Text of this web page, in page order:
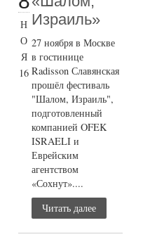
Н
О
Я
16
Израиль»
27 ноября в Москве
в гостинице
Radisson Славянская
прошёл фестиваль
"Шалом, Израиль",
подготовленный
компанией OFEK
ISRAELI и
Еврейским
агентством
«Сохнут»....
Читать далее